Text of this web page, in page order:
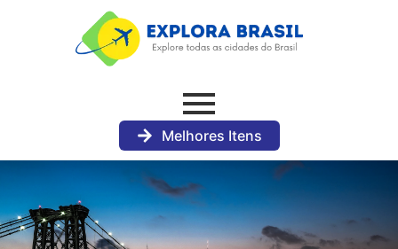
Melhores Itens